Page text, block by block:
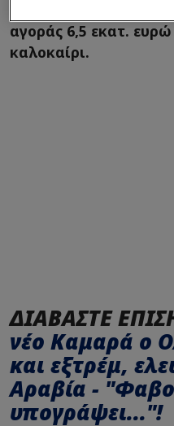
αγοράς 6,5 εκατ.
καλοκαίρι.
ΔΙΑΒΑΣΤΕ
νέο Καμαρά ο
και εξτρέμ,
Αραβία -
υπογράψει..."!